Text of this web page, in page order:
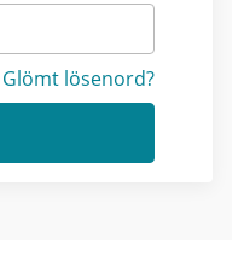
Glömt lösenord?